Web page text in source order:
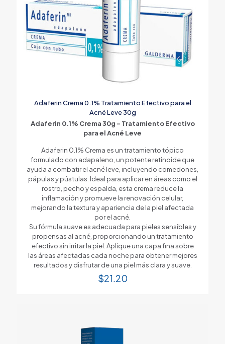
Adaferin Crema 0.1% Tratamiento Efectivo para el
Acné Leve 30g
Adaferin 0.1% Crema 30g – Tratamiento Efectivo
para el Acné Leve
Adaferin 0.1% Crema es un tratamiento tópico
formulado con adapaleno, un potente retinoide que
ayuda a combatir el acné leve, incluyendo comedones,
pápulas y pústulas. Ideal para aplicar en áreas como el
rostro, pecho y espalda, esta crema reduce la
inflamación y promueve la renovación celular,
mejorando la textura y apariencia de la piel afectada
por el acné.
Su fórmula suave es adecuada para pieles sensibles y
propensas al acné, proporcionando un tratamiento
efectivo sin irritar la piel. Aplique una capa fina sobre
las áreas afectadas cada noche para obtener mejores
resultados y disfrutar de una piel más clara y suave.
$21.20